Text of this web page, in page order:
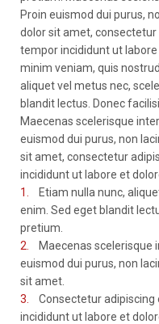
Proin euismod dui purus,
dolor sit amet, consectetur
tempor incididunt ut
minim veniam, quis
aliquet vel metus nec,
blandit lectus. Donec
Maecenas scelerisque
euismod dui purus, non
sit amet, consectetur
incididunt ut labore et
1.
Etiam nulla nunc,
enim. Sed eget blandit
pretium.
2.
Maecenas scelerisque
euismod dui purus, non
sit amet.
3.
Consectetur adipiscing
incididunt ut labore et